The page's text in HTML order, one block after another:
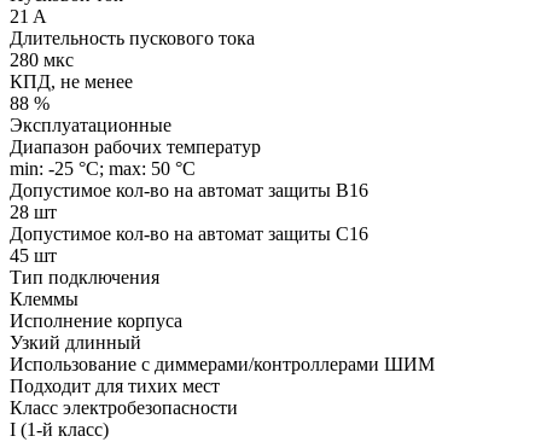
21 A
Длительность пускового тока
280 мкс
КПД, не менее
88 %
Эксплуатационные
Диапазон рабочих температур
min: -25 °C; max: 50 °C
Допустимое кол-во на автомат защиты B16
28 шт
Допустимое кол-во на автомат защиты C16
45 шт
Тип подключения
Клеммы
Исполнение корпуса
Узкий длинный
Использование с диммерами/контроллерами ШИМ
Подходит для тихих мест
Класс электробезопасности
I (1-й класс)